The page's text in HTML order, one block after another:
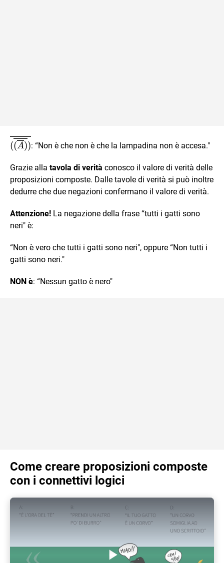
\overline{(
\overline{(\overline{A})})}
((A)): “Non è che non è che la lampadina non è accesa."
Grazie alla tavola di verità conosco il valore di verità delle
proposizioni composte. Dalle tavole di verità si può inoltre
dedurre che due negazioni confermano il valore di verità.
Attenzione! La negazione della frase “tutti i gatti sono
neri" è:
“Non è vero che tutti i gatti sono neri", oppure “Non tutti i
gatti sono neri."
NON è: “Nessun gatto è nero"
Come creare proposizioni composte
con i connettivi logici